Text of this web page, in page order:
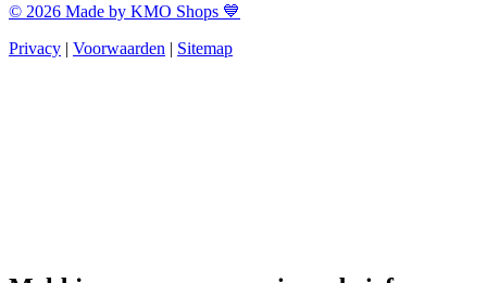
© 2026 Made by KMO Shops 💙
Privacy | Voorwaarden | Sitemap